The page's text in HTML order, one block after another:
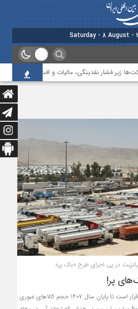
زیر فشار نقدینگی، مالیات و افت عملیات
در پی اجرای طرح «باک پر»
پر!
براساس برنامه هفتم توسعه، قرار است تا پایان سال 1407 حجم کالاهای عبوری